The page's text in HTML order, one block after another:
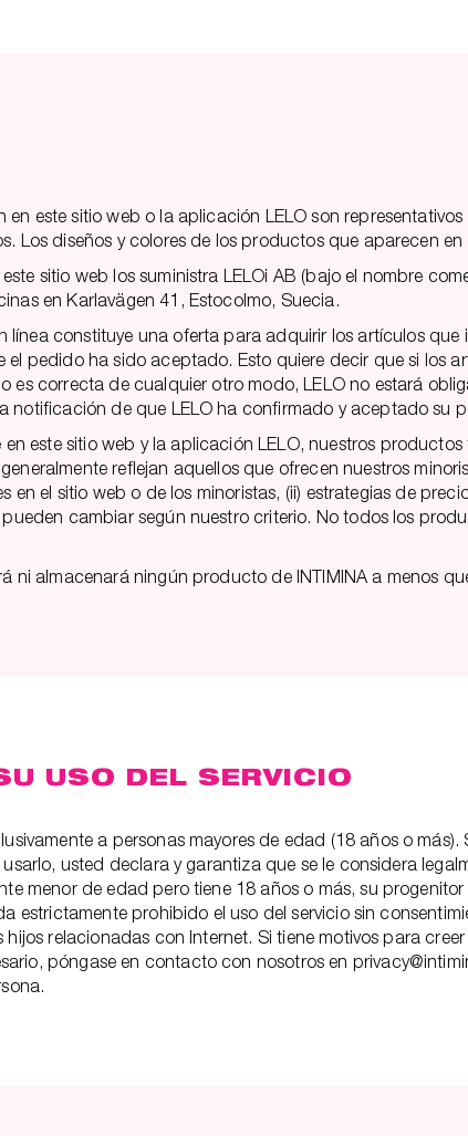
en este sitio web o la aplicación LELO son
Los diseños y colores de los productos que aparecen
sitio web los suministra LELOi AB (bajo el nombre
en Karlavägen 41, Estocolmo, Suecia.
línea constituye una oferta para adquirir los artículos
pedido ha sido aceptado. Esto quiere decir que si los
es correcta de cualquier otro modo, LELO no estará
notificación de que LELO ha confirmado y aceptado su
este sitio web y la aplicación LELO, nuestros
reflejan aquellos que ofrecen nuestros
en el sitio web o de los minoristas, (ii) estrategias de
cambiar según nuestro criterio. No todos los
ni almacenará ningún producto de INTIMINA a menos
USO DEL SERVICIO
a personas mayores de edad (18 años o
usted declara y garantiza que se le considera
menor de edad pero tiene 18 años o más, su
estrictamente prohibido el uso del servicio sin
hijos relacionadas con Internet. Si tiene motivos para
póngase en contacto con nosotros en